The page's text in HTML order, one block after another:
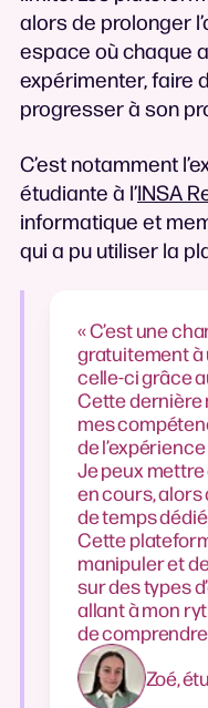
alors de prolonger
espace où chaque
expérimenter, faire
progresser à son
C’est notamment
étudiante à l’INSA
informatique et
qui a pu utiliser la
« C’est une
gratuitement
celle-ci grâce
Cette dernière
mes
de
Je peux
en cours,
de temps
Cette
manipuler et
sur des types
allant à mon
de comprendre
Zoé,